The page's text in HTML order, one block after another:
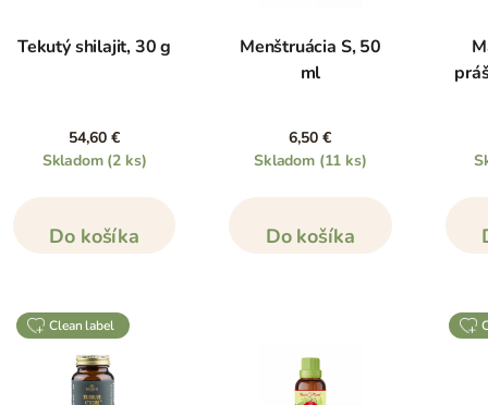
Tekutý shilajit, 30 g
54,60 €
Skladom (2 ks)
Do košíka
Menštruácia S, 50
ml
6,50 €
Skladom (11 ks)
Do košíka
clean label